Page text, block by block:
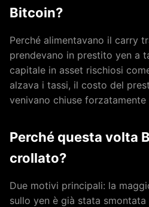
Bitcoin?
Perché alimentavano il carry
prendevano in prestito yen a
capitale in asset rischiosi
alzava i tassi, il costo del
venivano chiuse
Perché questa volta
crollato?
Due motivi principali: la
sullo yen è già stata